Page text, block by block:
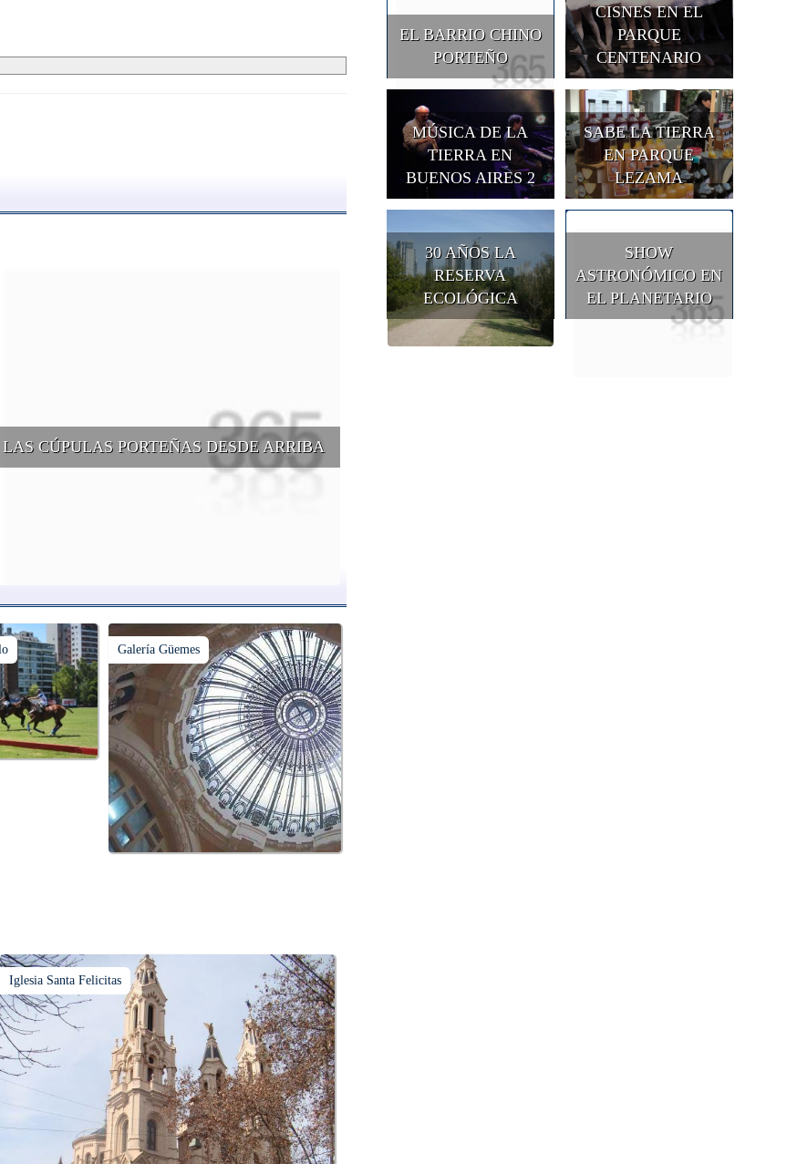
LAS CÚPULAS PORTEÑAS DESDE ARRIBA
Galería Güemes
Iglesia Santa Felicitas
EL BARRIO CHINO
PORTEÑO
CISNES EN EL
PARQUE
CENTENARIO
MÚSICA DE LA
TIERRA EN
BUENOS AIRES 2
SABE LA TIERRA
EN PARQUE
LEZAMA
30 AÑOS LA
RESERVA
ECOLÓGICA
SHOW
ASTRONÓMICO EN
EL PLANETARIO